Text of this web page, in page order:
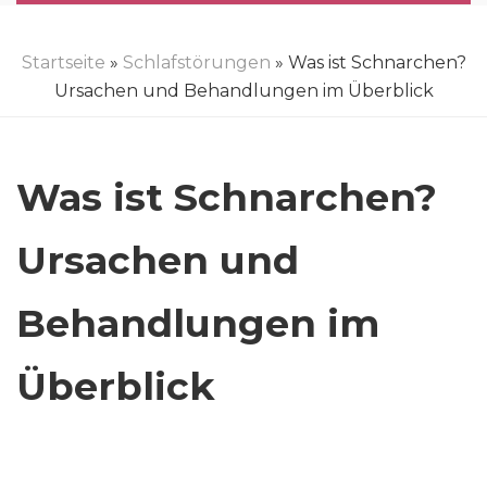
Startseite » Schlafstörungen » Was ist Schnarchen?
Ursachen und Behandlungen im Überblick
Was ist Schnarchen?
Ursachen und
Behandlungen im
Überblick